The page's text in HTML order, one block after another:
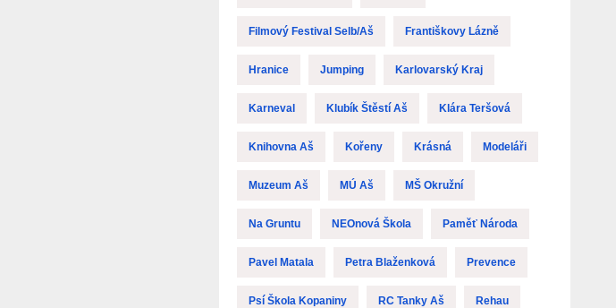
Filmový Festival Selb/Aš Františkovy Lázně
Hranice Jumping Karlovarský Kraj
Karneval Klubík Štěstí Aš Klára Teršová
Knihovna Aš Kořeny Krásná Modeláři
Muzeum Aš MÚ Aš MŠ Okružní
Na Gruntu NEOnová Škola Paměť Národa
Pavel Matala Petra Blaženková Prevence
Psí Škola Kopaniny RC Tanky Aš Rehau